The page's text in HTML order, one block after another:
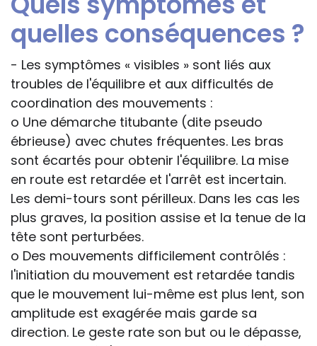
quelles conséquences ?
- Les symptômes « visibles » sont liés aux
troubles de l'équilibre et aux difficultés de
coordination des mouvements :
o Une démarche titubante (dite pseudo
ébrieuse) avec chutes fréquentes. Les bras
sont écartés pour obtenir l'équilibre. La mise
en route est retardée et l'arrêt est incertain.
Les demi-tours sont périlleux. Dans les cas les
plus graves, la position assise et la tenue de la
tête sont perturbées.
o Des mouvements difficilement contrôlés :
l'initiation du mouvement est retardée tandis
que le mouvement lui-même est plus lent, son
amplitude est exagérée mais garde sa
direction. Le geste rate son but ou le dépasse,